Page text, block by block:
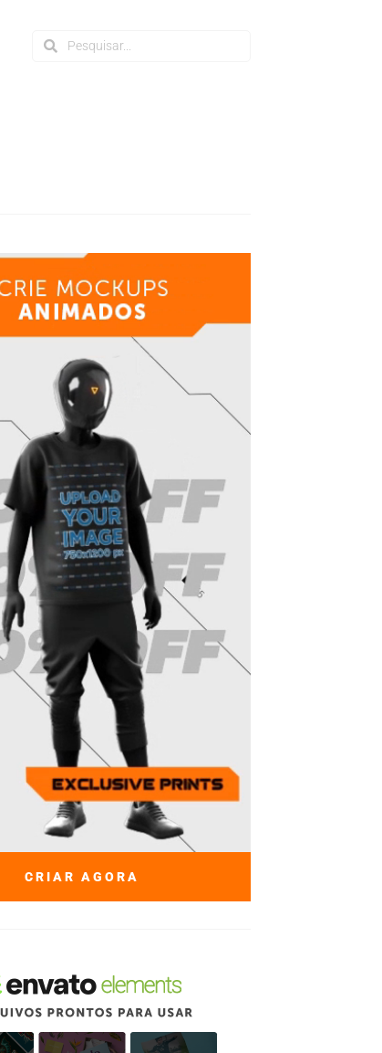
CRIAR AGORA